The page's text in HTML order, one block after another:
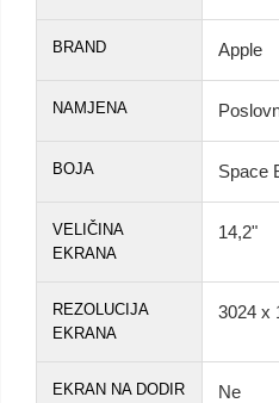
BRAND Apple
NAMJENA
BOJA Space
VELIČINA
EKRANA
14,2"
REZOLUCIJA
EKRANA
3024 x
EKRAN NA DODIR Ne